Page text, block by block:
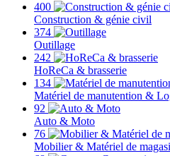
400
Construction & génie civil
374
Outillage
242
HoReCa & brasserie
134
Matériel de manutention &
92
Auto & Moto
76
Mobilier & Matériel de